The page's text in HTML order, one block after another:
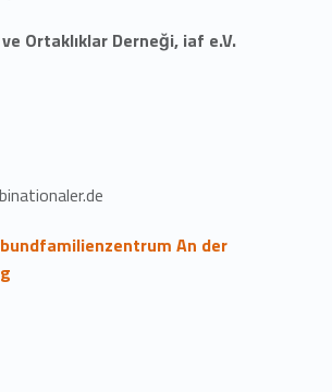
Ortaklıklar Derneği, iaf e.V.
An der